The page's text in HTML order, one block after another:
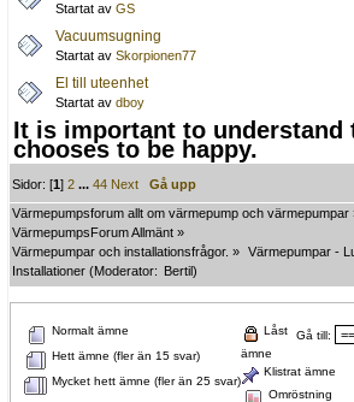
Startat av GS
Vacuumsugning
Startat av Skorpionen77
El till uteenhet
Startat av dboy
It is important to understand
chooses to be happy.
Sidor: [1]2 ...44 Next
Gå upp
Värmepumpsforum allt om värmepump och värmepumpar
VärmepumpsForum Allmänt »
Värmepumpar och installationsfrågor. » Värmepumpar -
Installationer (Moderator: Bertil)
Gå till:
Normalt ämne
Hett ämne (fler än 15 svar)
Mycket hett ämne (fler än 25 svar)
Låst
ämne
Klistrat ämne
Omröstning